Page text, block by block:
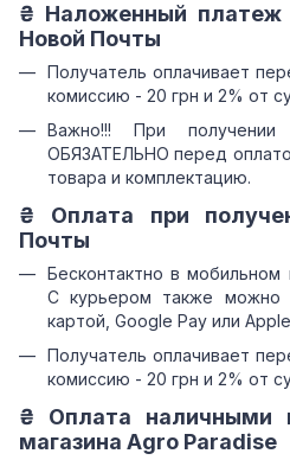
₴ Наложенный платеж
Новой Почты
Получатель оплачивает
комиссию - 20 грн и 2% от
Важно!!! При
ОБЯЗАТЕЛЬНО перед
товара и комплектацию.
₴ Оплата при
Почты
Бесконтактно в
С курьером также можно
картой, Google Pay или
Получатель оплачивает
комиссию - 20 грн и 2% от
₴ Оплата наличными
магазина Agro Paradise